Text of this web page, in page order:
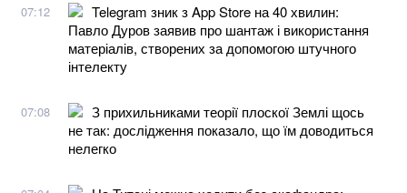
07:12
Telegram зник з App Store на 40 хвилин:
Павло Дуров заявив про шантаж і використання
матеріалів, створених за допомогою штучного
інтелекту
07:08
З прихильниками теорії плоскої Землі щось
не так: дослідження показало, що їм доводиться
нелегко